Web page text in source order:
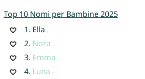
Top 10 Nomi per Bambine 2025
1. Ella
2. Nora
3. Emma
4. Luna